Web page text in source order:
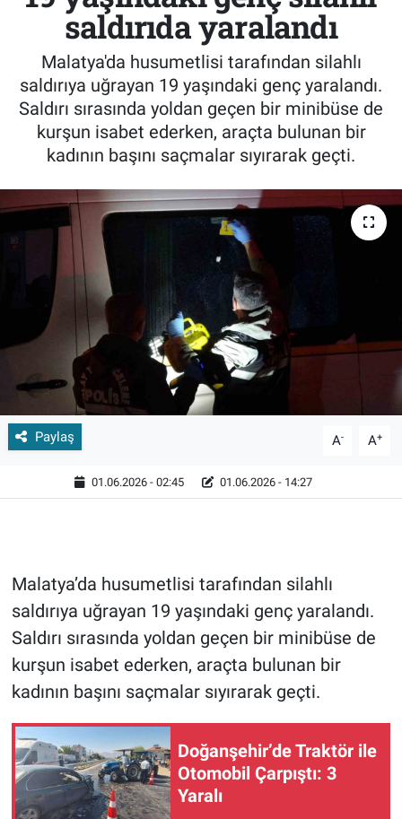
saldırıda yaralandı
Malatya'da husumetlisi tarafından silahlı
saldırıya uğrayan 19 yaşındaki genç yaralandı.
Saldırı sırasında yoldan geçen bir minibüse de
kurşun isabet ederken, araçta bulunan bir
kadının başını saçmalar sıyırarak geçti.
Paylaş A- A+
01.06.2026 - 02:45 01.06.2026 - 14:27
Malatya’da husumetlisi tarafından silahlı
saldırıya uğrayan 19 yaşındaki genç yaralandı.
Saldırı sırasında yoldan geçen bir minibüse de
kurşun isabet ederken, araçta bulunan bir
kadının başını saçmalar sıyırarak geçti.
Doğanşehir’de Traktör ile
Otomobil Çarpıştı: 3
Yaralı